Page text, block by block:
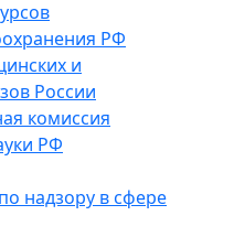
РФ
и
России
комиссия
РФ
надзору в сфере